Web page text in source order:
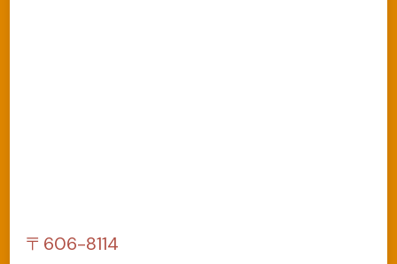
〒606-8114